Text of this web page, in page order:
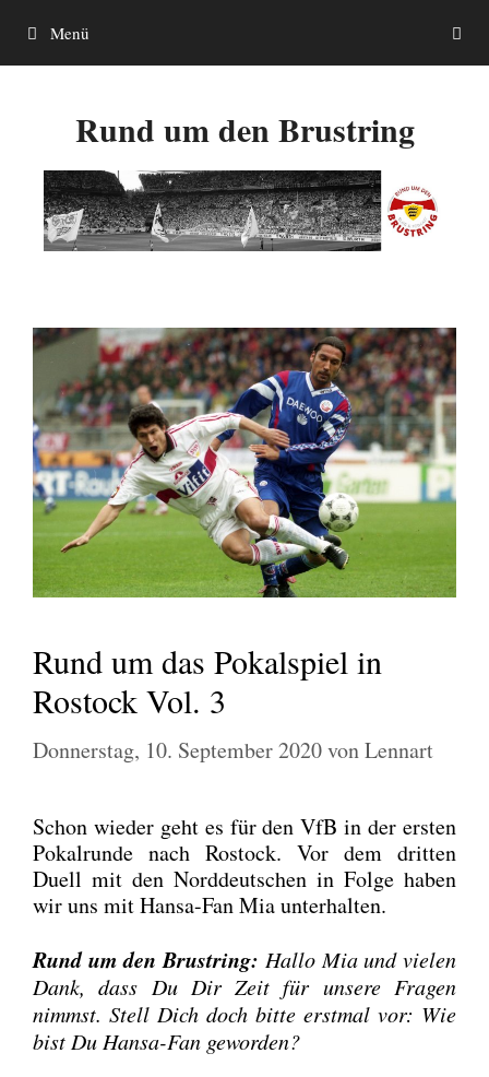
Inhalt
springen
Menü
Rund um den Brustring
Rund um das Pokalspiel in
Rostock Vol. 3
Donnerstag, 10. September 2020vonLennart
Schon wie­der geht es für den VfB in der ers­ten
Pokal­run­de nach Ros­tock. Vor dem drit­ten
Duell mit den Nord­deut­schen in Fol­ge haben
wir uns mit Han­sa-Fan Mia unter­hal­ten.
Rund um den Brust­ring: Hal­lo Mia und vie­len
Dank, dass Du Dir Zeit für unse­re Fra­gen
nimmst. Stell Dich doch bit­te erst­mal vor: Wie
bist Du Han­sa-Fan gewor­den?